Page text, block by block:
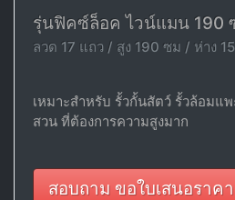
รุ่นฟิคซ์ล็อค ไวน์แมน 190
ลวด 17 แถว / สูง 190 ซม / ห่าง
เหมาะสำหรับ รั้วกั้นสัตว์ รั้วล้อมแ
สวน ที่ต้องการความสูงมาก
สอบถาม ขอใบเสนอราคา